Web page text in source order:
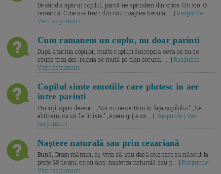
De când a apărut copilul, parcă ne aprindem din orice. Un ton. O
remarcă. Cine s-a trezit din nou noaptea trecuta.... |Raspunde |
Vezi raspunsuri
Cum ramanem un cuplu, nu doar parinti
După apariția copiilor, multe cupluri descoperă ceva ce nu se
spune prea des: relația se mută pe plan secund. ... |Raspunde |
Vezi raspunsuri
Copilul simte emotiile care plutesc in aer
intre parinti
Părinții spun deseori: „Noi nu ne certăm în fața copilului.” „Ne
abținem, ca să fie liniște.” „Avem grijă să... | Raspunde | Vezi
raspunsuri
Naștere naturală sau prin cezariană
Bună, Dragi mămici, aș vrea să știu dacă cele care au născut la
peste 38 de ani, ce ați ales: nașterea naturală sau p... |Raspunde |
Vezi raspunsuri